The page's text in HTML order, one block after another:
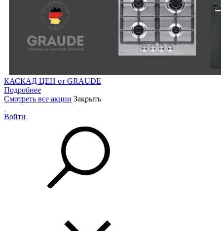
КАСКАД ЦЕН от GRAUDE
Подробнее
Смотреть все акции Закрыть
Войти